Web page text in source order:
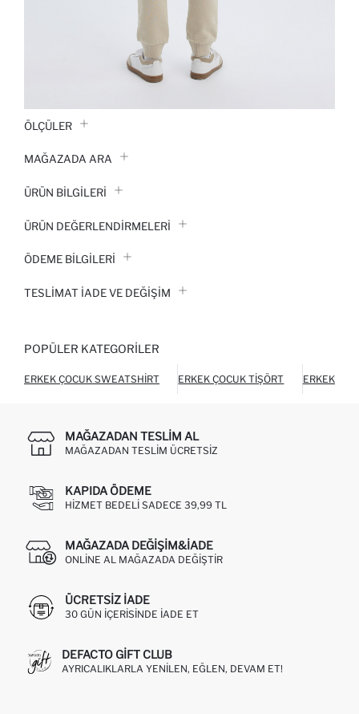
ÖLÇÜLER
MAĞAZADA ARA
ÜRÜN BILGILERI
ÜRÜN DEĞERLENDİRMELERİ
ÖDEME BİLGİLERİ
TESLIMAT İADE VE DEĞIŞIM
POPÜLER KATEGORILER
ERKEK ÇOCUK SWEATSHIRT ERKEK ÇOCUK TIŞÖRT ERKEK
MAĞAZADAN TESLIM AL
MAĞAZADAN TESLIM ÜCRETSIZ
KAPIDA ÖDEME
HIZMET BEDELI SADECE 39,99 TL
MAĞAZADA DEĞIŞIM&İADE
ONLINE AL MAĞAZADA DEĞIŞTIR
ÜCRETSIZ IADE
30 GÜN IÇERISINDE IADE ET
DEFACTO GIFT CLUB
AYRICALIKLARLA YENILEN, EĞLEN, DEVAM ET!